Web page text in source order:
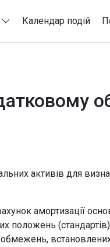
Календар подій
активів для
амортизації
положень
обмежень,